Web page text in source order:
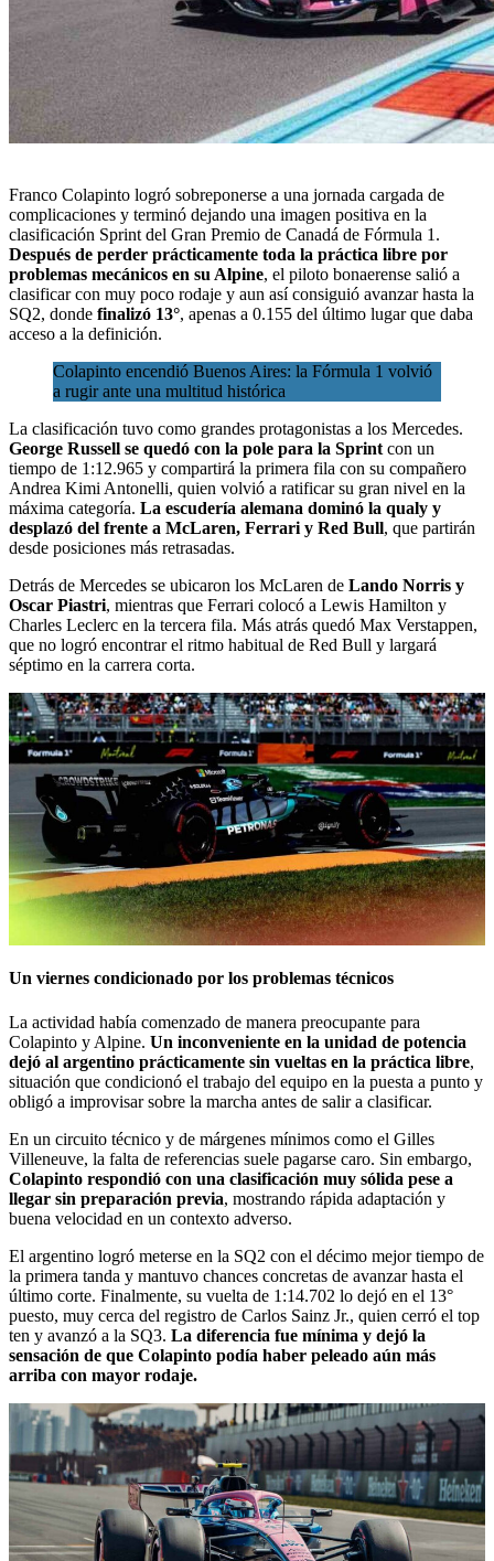
Franco Colapinto logró sobreponerse a una jornada cargada de
complicaciones y terminó dejando una imagen positiva en la
clasificación Sprint del Gran Premio de Canadá de Fórmula 1 .
Después de perder prácticamente toda la práctica libre por
problemas mecánicos en su Alpine, el piloto bonaerense salió a
clasificar con muy poco rodaje y aun así consiguió avanzar hasta la
SQ2, donde finalizó 13°, apenas a 0.155 del último lugar que daba
acceso a la definición.
Colapinto encendió Buenos Aires: la Fórmula 1 volvió
a rugir ante una multitud histórica
La clasificación tuvo como grandes protagonistas a los Mercedes.
George Russell se quedó con la pole para la Sprint con un
tiempo de 1:12.965 y compartirá la primera fila con su compañero
Andrea Kimi Antonelli, quien volvió a ratificar su gran nivel en la
máxima categoría. La escudería alemana dominó la qualy y
desplazó del frente a McLaren, Ferrari y Red Bull, que partirán
desde posiciones más retrasadas.
Detrás de Mercedes se ubicaron los McLaren de Lando Norris y
Oscar Piastri, mientras que Ferrari colocó a Lewis Hamilton y
Charles Leclerc en la tercera fila. Más atrás quedó Max Verstappen,
que no logró encontrar el ritmo habitual de Red Bull y largará
séptimo en la carrera corta.
Un viernes condicionado por los problemas técnicos
La actividad había comenzado de manera preocupante para
Colapinto y Alpine. Un inconveniente en la unidad de potencia
dejó al argentino prácticamente sin vueltas en la práctica libre,
situación que condicionó el trabajo del equipo en la puesta a punto y
obligó a improvisar sobre la marcha antes de salir a clasificar.
En un circuito técnico y de márgenes mínimos como el Gilles
Villeneuve, la falta de referencias suele pagarse caro. Sin embargo,
Colapinto respondió con una clasificación muy sólida pese a
llegar sin preparación previa, mostrando rápida adaptación y
buena velocidad en un contexto adverso.
El argentino logró meterse en la SQ2 con el décimo mejor tiempo de
la primera tanda y mantuvo chances concretas de avanzar hasta el
último corte. Finalmente, su vuelta de 1:14.702 lo dejó en el 13°
puesto, muy cerca del registro de Carlos Sainz Jr., quien cerró el top
ten y avanzó a la SQ3. La diferencia fue mínima y dejó la
sensación de que Colapinto podía haber peleado aún más
arriba con mayor rodaje.